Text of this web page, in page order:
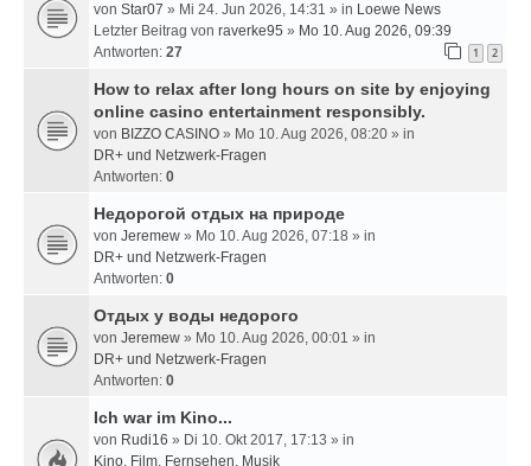
von Star07 » Mi 24. Jun 2026, 14:31 » in Loewe News
Letzter Beitrag von raverke95 » Mo 10. Aug 2026, 09:39
Antworten: 27 1 2
How to relax after long hours on site by enjoying
online casino entertainment responsibly.
von BIZZO CASINO » Mo 10. Aug 2026, 08:20 » in
DR+ und Netzwerk-Fragen
Antworten: 0
Недорогой отдых на природе
von Jeremew » Mo 10. Aug 2026, 07:18 » in
DR+ und Netzwerk-Fragen
Antworten: 0
Отдых у воды недорого
von Jeremew » Mo 10. Aug 2026, 00:01 » in
DR+ und Netzwerk-Fragen
Antworten: 0
Ich war im Kino...
von Rudi16 » Di 10. Okt 2017, 17:13 » in
Kino, Film, Fernsehen, Musik